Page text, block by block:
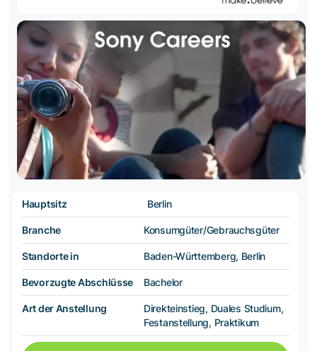
Hauptsitz Berlin
Branche Konsumgüter/Gebrauchsgüter
Standorte in Baden-Württemberg, Berlin
Bevorzugte Abschlüsse Bachelor
Art der Anstellung
Direkteinstieg, Duales Studium,
Festanstellung, Praktikum